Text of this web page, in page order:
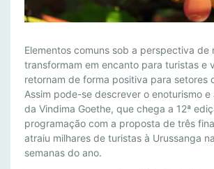
E
N
O
T
U
R
I
Elementos comuns sob a perspectiva de
transformam em encanto para turistas e
retornam de forma positiva para setores
Assim pode-se descrever o enoturismo
da Vindima Goethe, que chega a 12ª
programação com a proposta de três
atraiu milhares de turistas à Urussanga
semanas do ano.